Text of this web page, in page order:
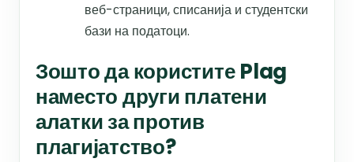
веб-страници, списанија и студентски
бази на податоци.
Зошто да користите Plag
наместо други платени
алатки за против
плагијатство?